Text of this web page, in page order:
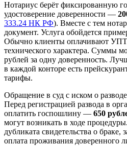
Нотариус берёт фиксированную
удостоверение доверенности —
333.24 НК РФ). Вместе с тем
документ. Услуга обойдется
Обычно клиенты оплачивают
технического характера. Суммы
рублей за одну доверенность.
в каждой конторе есть
тарифы.
Обращение в суд с иском о
Перед регистрацией развода в
оплатить госпошлину — 650
могут возникать в ходе
дубликата свидетельства о
оплата проживания доверенного